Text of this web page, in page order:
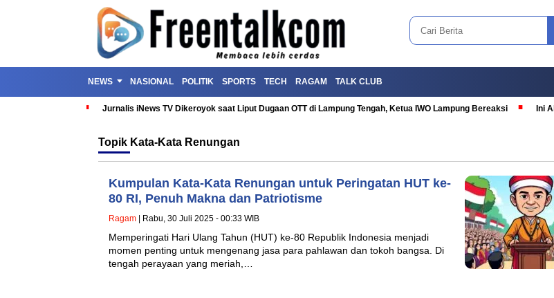
NEWS NASIONAL POLITIK SPORTS TECH RAGAM TALK CLUB
Jurnalis iNews TV Dikeroyok saat Liput Dugaan OTT di Lampung Tengah, Ketua IWO Lampung Bereaksi Ini
Topik Kata-Kata Renungan
Kumpulan Kata-Kata Renungan untuk Peringatan HUT ke-
80 RI, Penuh Makna dan Patriotisme
Ragam | Rabu, 30 Juli 2025 - 00:33 WIB
Memperingati Hari Ulang Tahun (HUT) ke-80 Republik Indonesia menjadi
momen penting untuk mengenang jasa para pahlawan dan tokoh bangsa. Di
tengah perayaan yang meriah,…